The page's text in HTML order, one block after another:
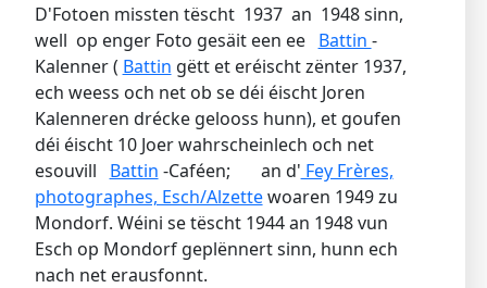
D'Fotoen missten tëscht 1937 an 1948 sinn,
well op enger Foto gesäit een ee Battin -
Kalenner ( Battin gëtt et eréischt zënter 1937,
ech weess och net ob se déi éischt Joren
Kalenneren drécke gelooss hunn), et goufen
déi éischt 10 Joer wahrscheinlech och net
esouvill Battin -Caféen; an d' Fey Frères,
photographes, Esch/Alzettewoaren 1949 zu
Mondorf. Wéini se tëscht 1944 an 1948 vun
Esch op Mondorf geplënnert sinn, hunn ech
nach net erausfonnt.